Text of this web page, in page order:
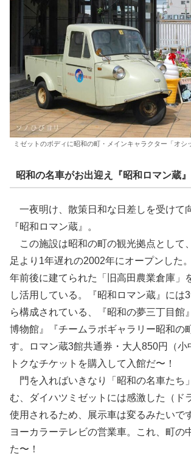
ミゼットのボディに昭和の町・メインキャラクター「オシ
昭和の名車がお出迎え『昭和ロマン蔵』
一夜明け、散策日和な日差しを受けて
『昭和ロマン蔵』。
この施設は昭和の町の観光拠点として
足より1年遅れの2002年にオープンした
年前後に建てられた「旧高田農業倉庫」
し活用している。『昭和ロマン蔵』には
ら構成されている、『昭和の夢三丁目館
博物館』『チームラボギャラリー昭和の
す。ロマン蔵3館共通券・大人850円（小
トクなチケットを購入して入館だ〜！
門を入ればいきなり「昭和の名車たち
む、ダイハツミゼットには感激した（ド
使用されるため、展示車は変るみたいで
ヨーカラーテレビの営業車。これ、町の
た〜！